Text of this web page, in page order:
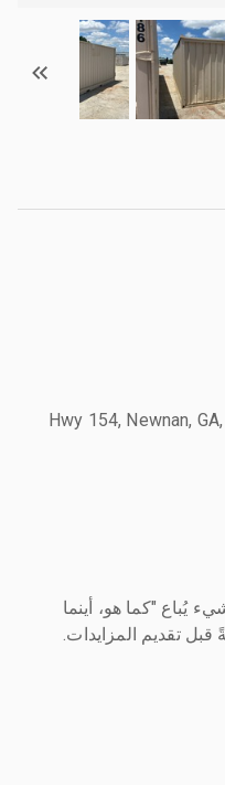
4170 Hwy 154, Newnan,
يُباع "كما هو، أينما
قبل تقديم المزايدات.